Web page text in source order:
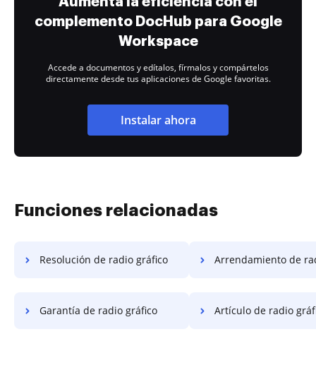
complemento DocHub para Google
Workspace
Accede a documentos y edítalos, fírmalos y compártelos
directamente desde tus aplicaciones de Google favoritas.
Instalar ahora
Funciones relacionadas
Resolución de radio gráfico Arrendamiento de radio
Garantía de radio gráfico Artículo de radio